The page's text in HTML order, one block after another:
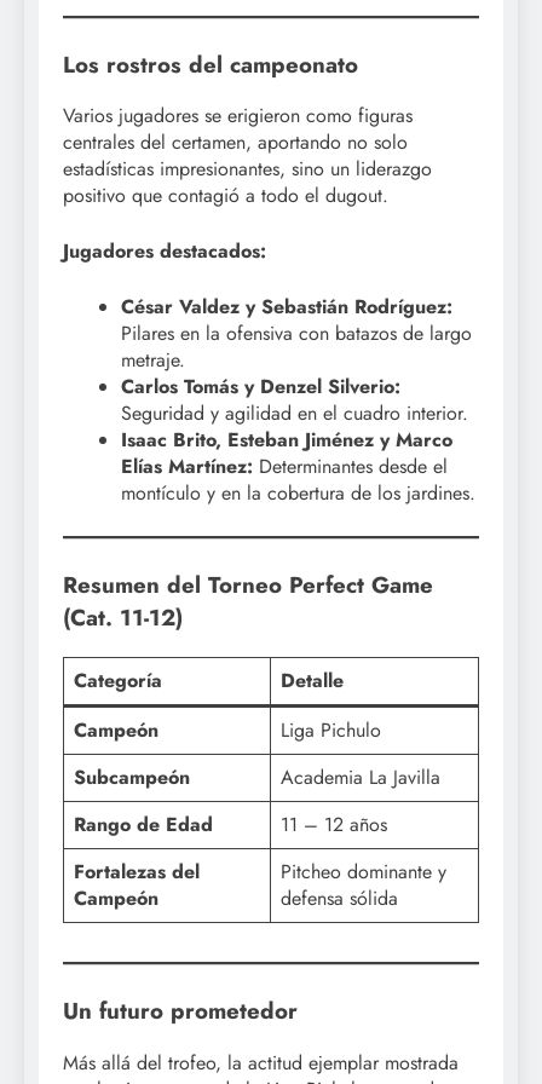
Los rostros del campeonato
Varios jugadores se erigieron como figuras
centrales del certamen, aportando no solo
estadísticas impresionantes, sino un liderazgo
positivo que contagió a todo el dugout.
Jugadores destacados:
César Valdez y Sebastián Rodríguez:
Pilares en la ofensiva con batazos de largo
metraje.
Carlos Tomás y Denzel Silverio:
Seguridad y agilidad en el cuadro interior.
Isaac Brito, Esteban Jiménez y Marco
Elías Martínez: Determinantes desde el
montículo y en la cobertura de los jardines.
Resumen del Torneo Perfect Game
(Cat. 11-12)
Categoría
Detalle
Campeón
Liga Pichulo
Subcampeón
Academia La Javilla
Rango de Edad
11 – 12 años
Fortalezas del
Campeón
Pitcheo dominante y
defensa sólida
Un futuro prometedor
Más allá del trofeo, la actitud ejemplar mostrada